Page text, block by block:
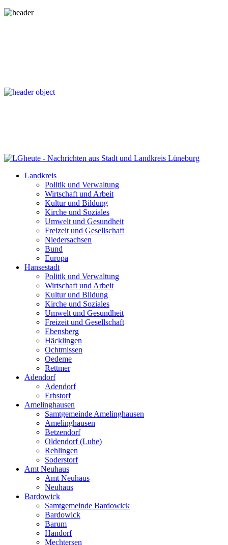
Landkreis
Politik und Verwaltung
Wirtschaft und Arbeit
Kultur und Bildung
Kirche und Soziales
Umwelt und Gesundheit
Freizeit und Gesellschaft
Niedersachsen
Bund
Europa
Hansestadt
Politik und Verwaltung
Wirtschaft und Arbeit
Kultur und Bildung
Kirche und Soziales
Umwelt und Gesundheit
Freizeit und Gesellschaft
Ebensberg
Häcklingen
Ochtmissen
Oedeme
Rettmer
Adendorf
Adendorf
Erbstorf
Amelinghausen
Samtgemeinde Amelinghausen
Amelinghausen
Betzendorf
Oldendorf (Luhe)
Rehlingen
Soderstorf
Amt Neuhaus
Amt Neuhaus
Neuhaus
Bardowick
Samtgemeinde Bardowick
Bardowick
Barum
Handorf
Mechtersen